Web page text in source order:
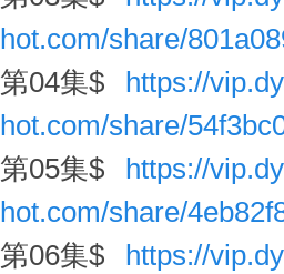
hot.com/share/
第04集$
https://
hot.com/share/
第05集$
https://
hot.com/share/
第06集$
https://